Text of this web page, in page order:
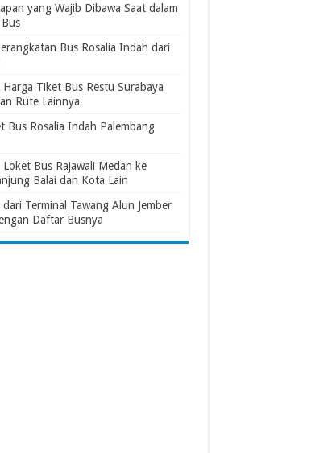
yang Wajib Dibawa Saat dalam
Bus Rosalia Indah dari
Harga Tiket Bus Restu Surabaya
Rute Lainnya
Bus Rosalia Indah Palembang
Loket Bus Rajawali Medan ke
Balai dan Kota Lain
dari Terminal Tawang Alun Jember
Daftar Busnya